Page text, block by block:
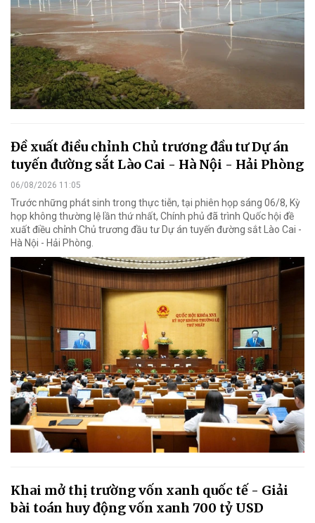
Đề xuất điều chỉnh Chủ trương đầu tư Dự án
tuyến đường sắt Lào Cai - Hà Nội - Hải Phòng
06/08/2026 11:05
Trước những phát sinh trong thực tiễn, tại phiên họp sáng 06/8, Kỳ
họp không thường lệ lần thứ nhất, Chính phủ đã trình Quốc hội đề
xuất điều chỉnh Chủ trương đầu tư Dự án tuyến đường sắt Lào Cai -
Hà Nội - Hải Phòng.
Khai mở thị trường vốn xanh quốc tế - Giải
bài toán huy động vốn xanh 700 tỷ USD